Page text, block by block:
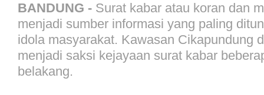
BANDUNG - Surat kabar atau koran dan
menjadi sumber informasi yang paling
idola masyarakat. Kawasan Cikapundung
menjadi saksi kejayaan surat kabar
belakang.